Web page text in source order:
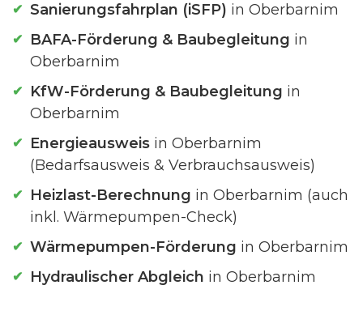
Sanierungsfahrplan (iSFP) in Oberbarnim
BAFA-Förderung & Baubegleitung in
Oberbarnim
KfW-Förderung & Baubegleitung in
Oberbarnim
Energieausweis in Oberbarnim
(Bedarfsausweis & Verbrauchsausweis)
Heizlast-Berechnung in Oberbarnim (auch
inkl. Wärmepumpen-Check)
Wärmepumpen-Förderung in Oberbarnim
Hydraulischer Abgleich in Oberbarnim